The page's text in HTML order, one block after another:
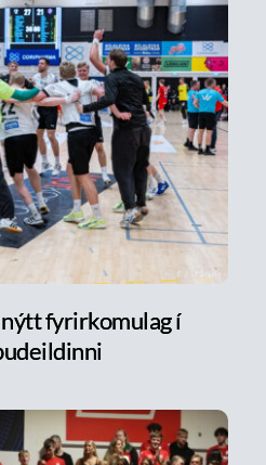
fyrirkomulag í